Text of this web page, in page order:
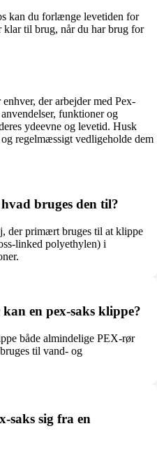
kan du forlænge levetiden for
klar til brug, når du har brug for
der arbejder med Pex-
funktioner og
ydeevne og levetid. Husk
regelmæssigt vedligeholde dem
bruges den til?
der primært bruges til at klippe
linked polyethylen) i
en pex-saks klippe?
både almindelige PEX-rør
til vand- og
saks sig fra en